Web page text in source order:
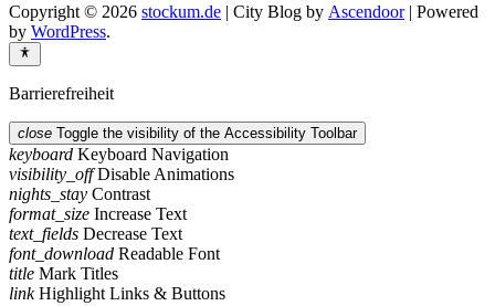
Copyright © 2026 stockum.de | City Blog by Ascendoor| Powered
by WordPress.
Barrierefreiheit
close Toggle the visibility of the Accessibility Toolbar
keyboard Keyboard Navigation
visibility_off Disable Animations
nights_stay Contrast
format_size Increase Text
text_fields Decrease Text
font_download Readable Font
title Mark Titles
link Highlight Links & Buttons